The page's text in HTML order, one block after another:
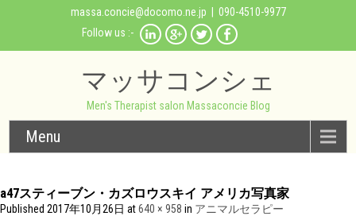
massa.concie@docomo.ne.jp | 090-4510-9977
Follow us :-
マッサコンシェ
Men's Therapist salon Massaconcie Blog
Menu
a47スティーブン・カズロウスキイ アメリカ写真家
Published 2017年10月26日 at640 × 958 in アニマルセラピー